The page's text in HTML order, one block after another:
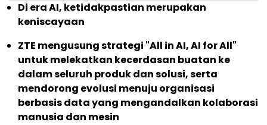
Di era AI, ketidakpastian merupakan
keniscayaan
ZTE mengusung strategi "All in AI, AI for All"
untuk melekatkan kecerdasan buatan ke
dalam seluruh produk dan solusi, serta
mendorong evolusi menuju organisasi
berbasis data yang mengandalkan kolaborasi
manusia dan mesin